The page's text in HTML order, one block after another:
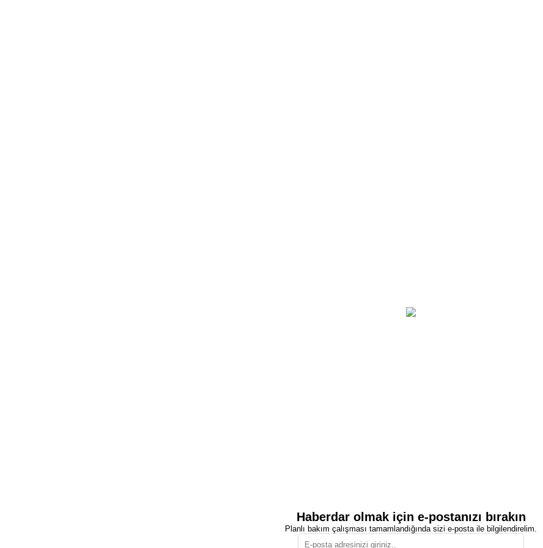
Haberdar olmak için e-postanızı bırakın
Planlı bakım çalışması tamamlandığında sizi e-posta ile bilgilendirelim.